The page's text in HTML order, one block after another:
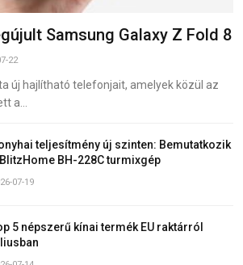
Samsung Galaxy Z Fold 8
22
új hajlítható telefonjait, amelyek közül az
a…
teljesítmény új szinten: Bemutatkozik
BH-228C turmixgép
07-19
5 népszerű kínai termék EU raktárról